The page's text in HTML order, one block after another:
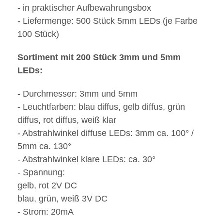
- in praktischer Aufbewahrungsbox
- Liefermenge: 500 Stück 5mm LEDs (je Farbe
100 Stück)
Sortiment mit 200 Stück 3mm und 5mm
LEDs:
- Durchmesser: 3mm und 5mm
- Leuchtfarben: blau diffus, gelb diffus, grün
diffus, rot diffus, weiß klar
- Abstrahlwinkel diffuse LEDs: 3mm ca. 100° /
5mm ca. 130°
- Abstrahlwinkel klare LEDs: ca. 30°
- Spannung:
gelb, rot 2V DC
blau, grün, weiß 3V DC
- Strom: 20mA